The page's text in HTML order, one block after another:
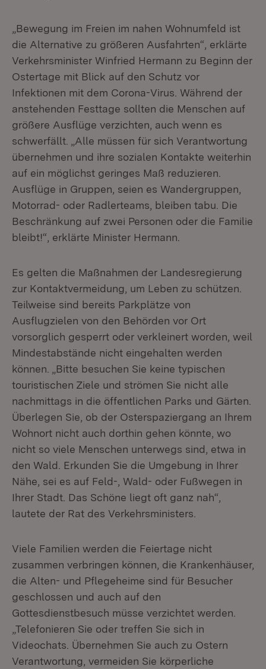
„Bewegung im Freien im nahen Wohnumfeld ist
die Alternative zu größeren Ausfahrten“, erklärte
Verkehrsminister Winfried Hermann zu Beginn der
Ostertage mit Blick auf den Schutz vor
Infektionen mit dem Corona-Virus. Während der
anstehenden Festtage sollten die Menschen auf
größere Ausflüge verzichten, auch wenn es
schwerfällt. „Alle müssen für sich Verantwortung
übernehmen und ihre sozialen Kontakte weiterhin
auf ein möglichst geringes Maß reduzieren.
Ausflüge in Gruppen, seien es Wandergruppen,
Motorrad- oder Radlerteams, bleiben tabu. Die
Beschränkung auf zwei Personen oder die Familie
bleibt!“, erklärte Minister Hermann.
Es gelten die Maßnahmen der Landesregierung
zur Kontaktvermeidung, um Leben zu schützen.
Teilweise sind bereits Parkplätze von
Ausflugzielen von den Behörden vor Ort
vorsorglich gesperrt oder verkleinert worden, weil
Mindestabstände nicht eingehalten werden
können. „Bitte besuchen Sie keine typischen
touristischen Ziele und strömen Sie nicht alle
nachmittags in die öffentlichen Parks und Gärten.
Überlegen Sie, ob der Osterspaziergang an Ihrem
Wohnort nicht auch dorthin gehen könnte, wo
nicht so viele Menschen unterwegs sind, etwa in
den Wald. Erkunden Sie die Umgebung in Ihrer
Nähe, sei es auf Feld-, Wald- oder Fußwegen in
Ihrer Stadt. Das Schöne liegt oft ganz nah“,
lautete der Rat des Verkehrsministers.
Viele Familien werden die Feiertage nicht
zusammen verbringen können, die Krankenhäuser,
die Alten- und Pflegeheime sind für Besucher
geschlossen und auch auf den
Gottesdienstbesuch müsse verzichtet werden.
„Telefonieren Sie oder treffen Sie sich in
Videochats. Übernehmen Sie auch zu Ostern
Verantwortung, vermeiden Sie körperliche